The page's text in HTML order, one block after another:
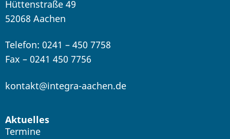
Hüttenstraße 49
52068 Aachen
Telefon: 0241 – 450 7758
Fax – 0241 450 7756
kontakt@integra-aachen.de
Aktuelles
Termine